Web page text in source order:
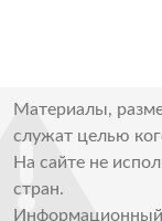
Материалы,
служат целью
На сайте не
стран.
Информационный